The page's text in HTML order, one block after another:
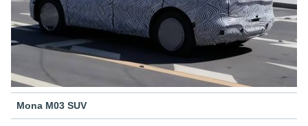
Mona M03 SUV